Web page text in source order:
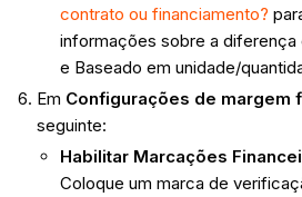
contrato ou financiamento?
informações sobre a diferença
e Baseado em unidade/
Em Configurações de margem
seguinte:
Habilitar Marcações
Coloque um marca de